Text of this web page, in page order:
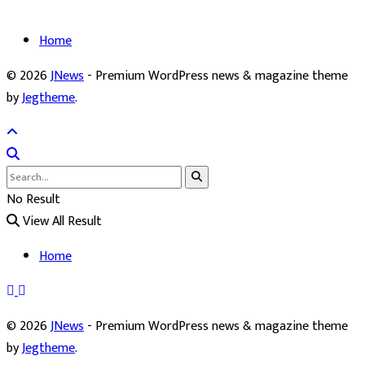
Home
© 2026JNews- Premium WordPress news & magazine theme
byJegtheme.
No Result
View All Result
Home
© 2026JNews- Premium WordPress news & magazine theme
byJegtheme.